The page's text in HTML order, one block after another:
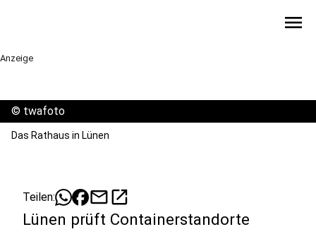
menu
Anzeige
© twafoto
Das Rathaus in Lünen
Teilen: mailopen_in_new
Lünen prüft Containerstandorte